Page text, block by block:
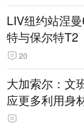
LIV纽约站涅
特与保尔特T2
20
大加索尔：文
应更多利用身